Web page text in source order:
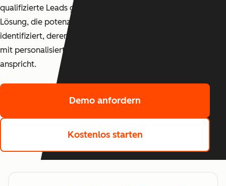
qualifizierte Leads generieren. Dafür benötigen sie eine
Lösung, die potenzielle Kunden automatisch
identifiziert, deren Kaufbereitschaft bewertet und sie
mit personalisierten Inhalten zum richtigen Zeitpunkt
anspricht.
Demo anfordern
Kostenlos starten